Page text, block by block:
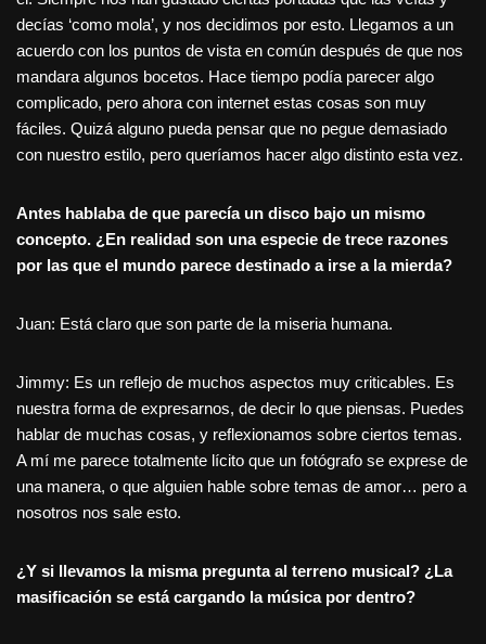
decías ‘como mola’, y nos decidimos por esto. Llegamos a un
acuerdo con los puntos de vista en común después de que nos
mandara algunos bocetos. Hace tiempo podía parecer algo
complicado, pero ahora con internet estas cosas son muy
fáciles. Quizá alguno pueda pensar que no pegue demasiado
con nuestro estilo, pero queríamos hacer algo distinto esta vez.
Antes hablaba de que parecía un disco bajo un mismo
concepto. ¿En realidad son una especie de trece razones
por las que el mundo parece destinado a irse a la mierda?
Juan: Está claro que son parte de la miseria humana.
Jimmy: Es un reflejo de muchos aspectos muy criticables. Es
nuestra forma de expresarnos, de decir lo que piensas. Puedes
hablar de muchas cosas, y reflexionamos sobre ciertos temas.
A mí me parece totalmente lícito que un fotógrafo se exprese de
una manera, o que alguien hable sobre temas de amor… pero a
nosotros nos sale esto.
¿Y si llevamos la misma pregunta al terreno musical? ¿La
masificación se está cargando la música por dentro?